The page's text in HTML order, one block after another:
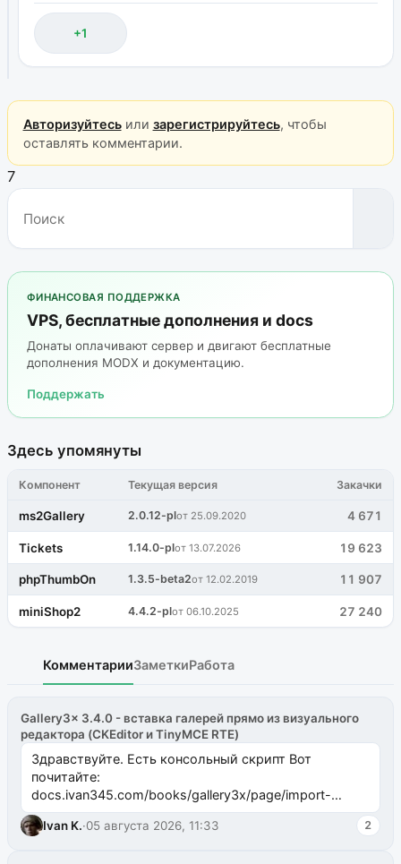
+1
Авторизуйтесьили зарегистрируйтесь, чтобы
оставлять комментарии.
7
ФИНАНСОВАЯ ПОДДЕРЖКА
VPS, бесплатные дополнения и docs
Донаты оплачивают сервер и двигают бесплатные
дополнения MODX и документацию.
Поддержать
Здесь упомянуты
Компонент Текущая версия Закачки
ms2Gallery 2.0.12-plот 25.09.2020 4 671
Tickets 1.14.0-plот 13.07.2026 19 623
phpThumbOn 1.3.5-beta2от 12.02.2019 11 907
miniShop2 4.4.2-plот 06.10.2025 27 240
КомментарииЗаметкиРабота
Gallery3x 3.4.0 - вставка галерей прямо из визуального
редактора (CKEditor и TinyMCE RTE)
Здравствуйте. Есть консольный скрипт Вот
почитайте:
docs.ivan345.com/books/gallery3x/page/import-
ms2galleryphp
Ivan K.·05 августа 2026, 11:33 2